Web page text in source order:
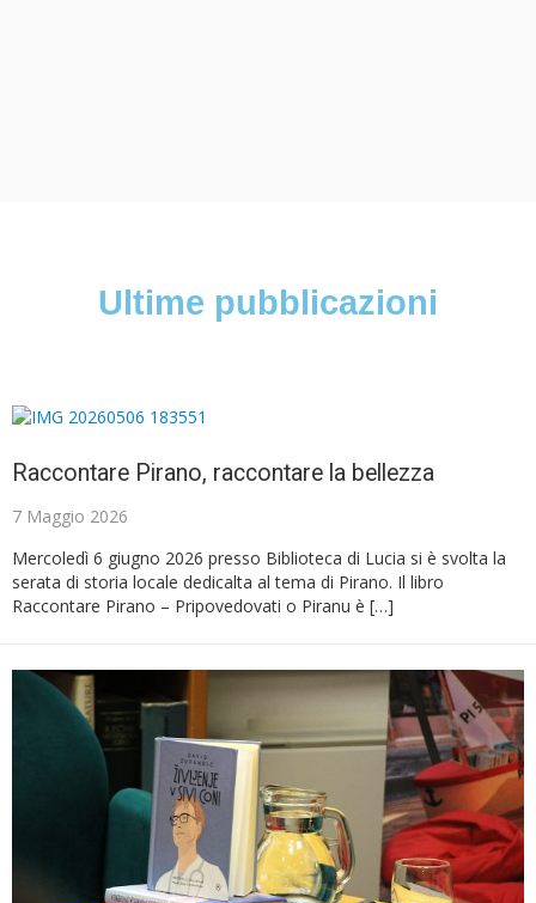
Ultime pubblicazioni
Raccontare Pirano, raccontare la bellezza
7 Maggio 2026
Mercoledì 6 giugno 2026 presso Biblioteca di Lucia si è svolta la
serata di storia locale dedicalta al tema di Pirano. Il libro
Raccontare Pirano – Pripovedovati o Piranu è […]